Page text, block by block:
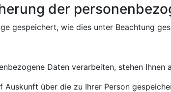
der
gespeichert, wie dies unter Beachtung
Daten verarbeiten, stehen
Auskunft über die zu Ihrer Person